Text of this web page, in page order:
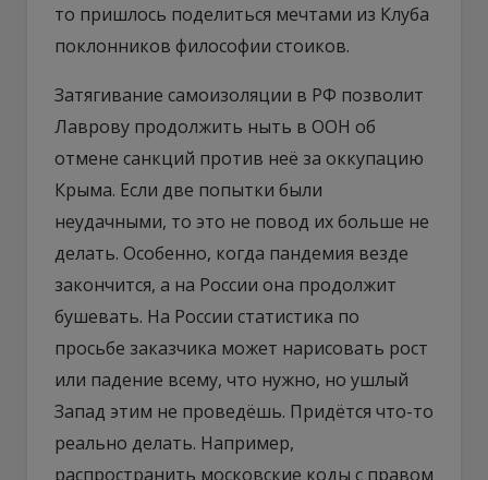
то пришлось поделиться мечтами из Клуба
поклонников философии стоиков.
Затягивание самоизоляции в РФ позволит
Лаврову продолжить ныть в ООН об
отмене санкций против неё за оккупацию
Крыма. Если две попытки были
неудачными, то это не повод их больше не
делать. Особенно, когда пандемия везде
закончится, а на России она продолжит
бушевать. На России статистика по
просьбе заказчика может нарисовать рост
или падение всему, что нужно, но ушлый
Запад этим не проведёшь. Придётся что-то
реально делать. Например,
распространить московские коды с правом